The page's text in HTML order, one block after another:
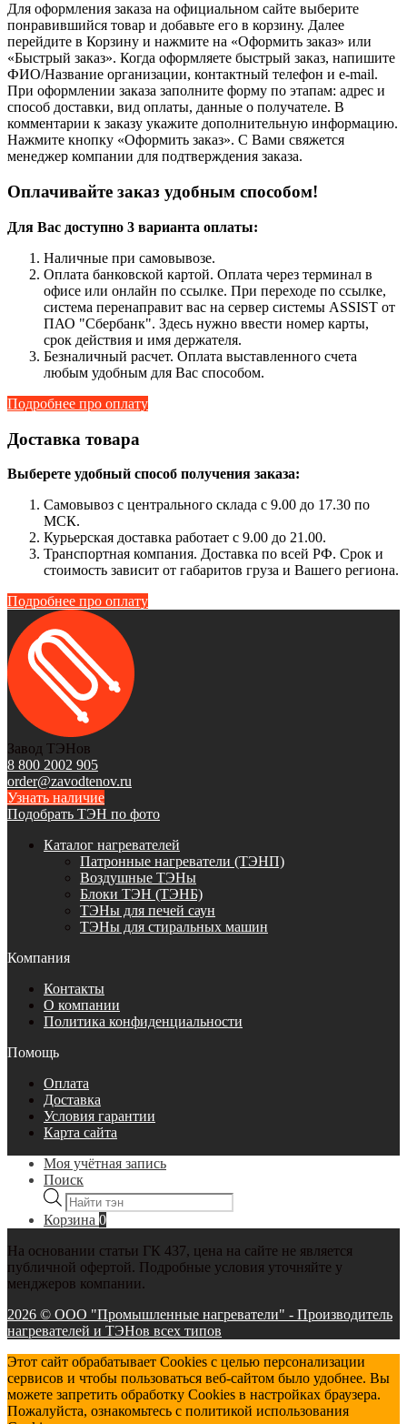
Для оформления заказа на официальном сайте выберите
понравившийся товар и добавьте его в корзину. Далее
перейдите в Корзину и нажмите на «Оформить заказ» или
«Быстрый заказ». Когда оформляете быстрый заказ, напишите
ФИО/Название организации, контактный телефон и e-mail.
При оформлении заказа заполните форму по этапам: адрес и
способ доставки, вид оплаты, данные о получателе. В
комментарии к заказу укажите дополнительную информацию.
Нажмите кнопку «Оформить заказ». С Вами свяжется
менеджер компании для подтверждения заказа.
Оплачивайте заказ удобным способом!
Для Вас доступно 3 варианта оплаты:
Наличные при самовывозе.
Оплата банковской картой. Оплата через терминал в
офисе или онлайн по ссылке. При переходе по ссылке,
система перенаправит вас на сервер системы ASSIST от
ПАО "Сбербанк". Здесь нужно ввести номер карты,
срок действия и имя держателя.
Безналичный расчет. Оплата выставленного счета
любым удобным для Вас способом.
Подробнее про оплату
Доставка товара
Выберете удобный способ получения заказа:
Самовывоз с центрального склада с 9.00 до 17.30 по
МСК.
Курьерская доставка работает с 9.00 до 21.00.
Транспортная компания. Доставка по всей РФ. Срок и
стоимость зависит от габаритов груза и Вашего региона.
Подробнее про оплату
Завод ТЭНов
8 800 2002 905
order@zavodtenov.ru
Узнать наличие
Подобрать ТЭН по фото
Каталог нагревателей
Патронные нагреватели (ТЭНП)
Воздушные ТЭНы
Блоки ТЭН (ТЭНБ)
ТЭНы для печей саун
ТЭНы для стиральных машин
Компания
Контакты
О компании
Политика конфиденциальности
Помощь
Оплата
Доставка
Условия гарантии
Карта сайта
Моя учётная запись
Поиск
Поиск
товаров
Корзина 0
На основании статьи ГК 437, цена на сайте не является
публичной офертой. Подробные условия уточняйте у
менджеров компании.
2026 © ООО "Промышленные нагреватели" - Производитель
нагревателей и ТЭНов всех типов
Этот сайт обрабатывает Cookies с целью персонализации
сервисов и чтобы пользоваться веб-сайтом было удобнее. Вы
можете запретить обработку Cookies в настройках браузера.
Пожалуйста, ознакомьтесь с политикой использования